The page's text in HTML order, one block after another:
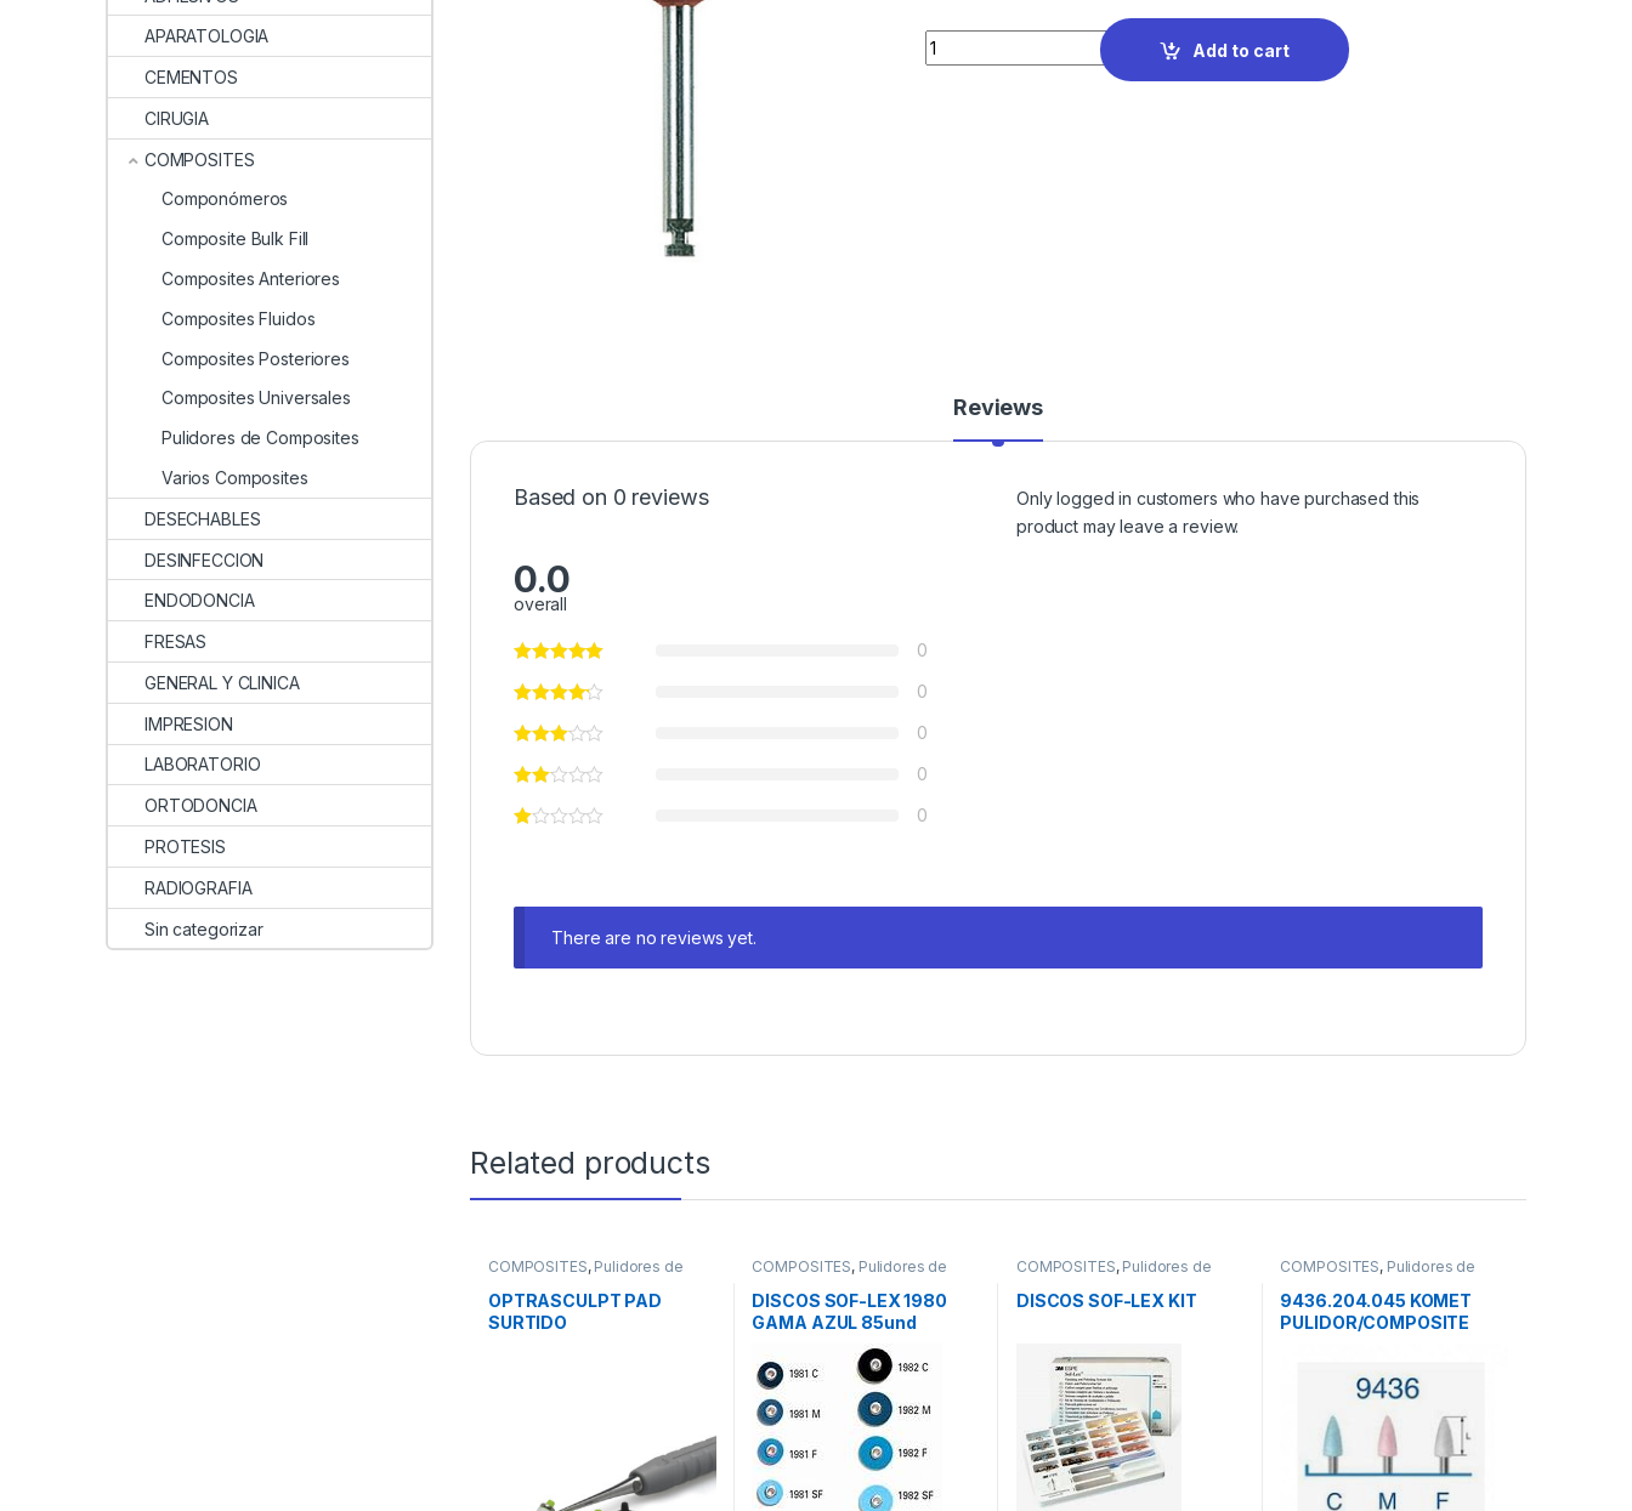
Quantity
Add to cart
Reviews
Based on 0 reviews
0.0
overall
0
0
0
0
0
Only logged in customers who have purchased this
product may leave a review.
There are no reviews yet.
Related products
COMPOSITES, Pulidores de
OPTRASCULPT PAD
SURTIDO
COMPOSITES, Pulidores de
DISCOS SOF-LEX 1980
GAMA AZUL 85und
COMPOSITES, Pulidores de
DISCOS SOF-LEX KIT
COMPOSITES, Pulidores de
9436.204.045 KOMET
PULIDOR/COMPOSITE
APARATOLOGIA
CEMENTOS
CIRUGIA
COMPOSITES
Componómeros
Composite Bulk Fill
Composites Anteriores
Composites Fluidos
Composites Posteriores
Composites Universales
Pulidores de Composites
Varios Composites
DESECHABLES
DESINFECCION
ENDODONCIA
FRESAS
GENERAL Y CLINICA
IMPRESION
LABORATORIO
ORTODONCIA
PROTESIS
RADIOGRAFIA
Sin categorizar